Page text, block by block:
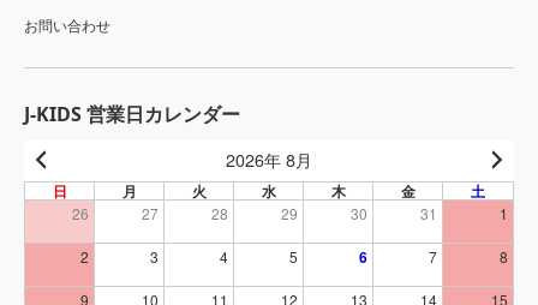
お問い合わせ
J-KIDS 営業日カレンダー
2026年 8月
日 月 火 水 木 金 土
26 27 28 29 30 31 1
2 3 4 5 6 7 8
9 10 11 12 13 14 15